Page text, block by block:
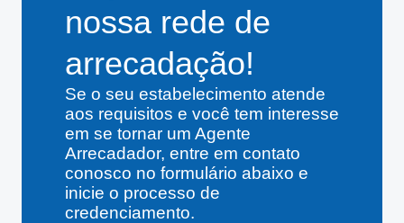
nossa rede de
arrecadação!
Se o seu estabelecimento atende
aos requisitos e você tem interesse
em se tornar um Agente
Arrecadador, entre em contato
conosco no formulário abaixo e
inicie o processo de
credenciamento.